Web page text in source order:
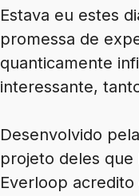
Estava eu estes
promessa de
quanticamente
interessante,
Desenvolvido
projeto deles
Everloop